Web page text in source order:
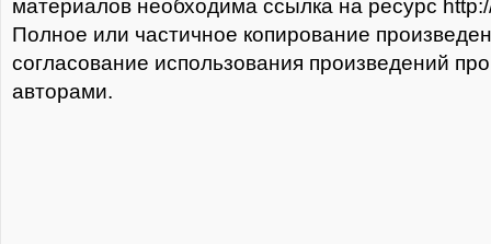
материалов необходима ссылка на ресурс
Полное или частичное копирование
согласование использования произведений
авторами.